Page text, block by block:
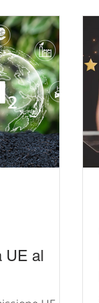
e servizi per
di
UE al